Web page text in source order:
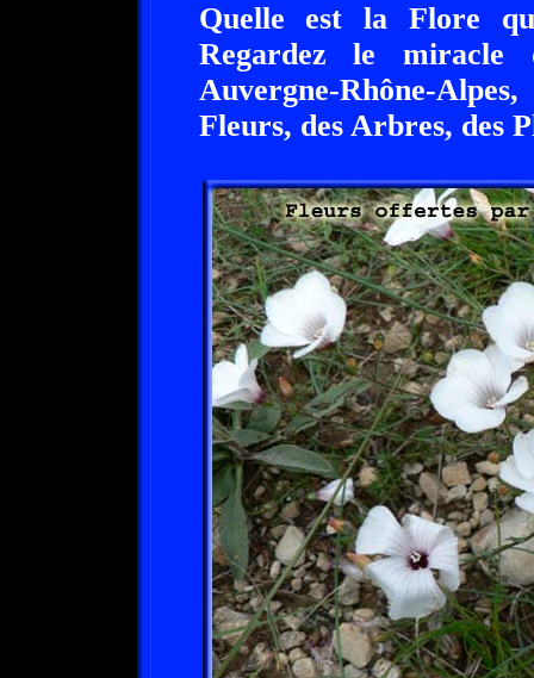
Quelle est la Flore
Regardez le
Auvergne-Rhône-
Fleurs, des Arbres, des